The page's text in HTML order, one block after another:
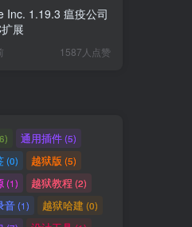
Inc. 1.19.3 瘟疫公司
展
1587人点赞
通用插件(5)
(0) 越狱版 (5)
(1) 越狱教程 (2)
音(1) 越狱哈建 (0)